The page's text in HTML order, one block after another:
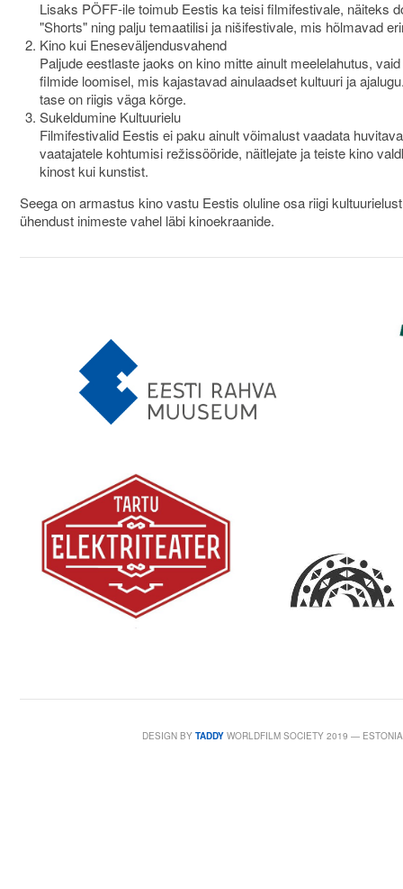
Lisaks PÖFF-ile toimub Eestis ka teisi filmifestivale, näiteks
"Shorts" ning palju temaatilisi ja nišifestivale, mis hõlmavad
Kino kui Eneseväljendusvahend
Paljude eestlaste jaoks on kino mitte ainult meelelahutus,
filmide loomisel, mis kajastavad ainulaadset kultuuri ja
tase on riigis väga kõrge.
Sukeldumine Kultuurielu
Filmifestivalid Eestis ei paku ainult võimalust vaadata
vaatajatele kohtumisi režissööride, näitlejate ja teiste kino
kinost kui kunstist.
Seega on armastus kino vastu Eestis oluline osa riigi
ühendust inimeste vahel läbi kinoekraanide.
DESIGN BY TADDY WORLDFILM SOCIETY 2019 —